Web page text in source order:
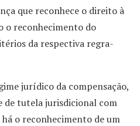
que reconhece o direito à
o reconhecimento do
da respectiva regra-
jurídico da compensação,
de tutela jurisdicional com
o reconhecimento de um